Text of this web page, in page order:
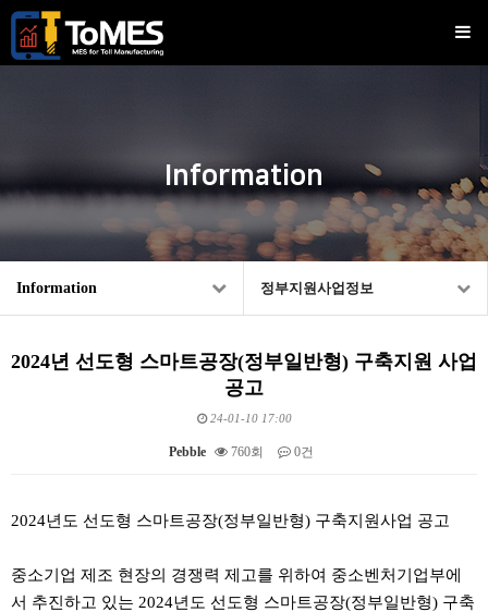
Information
Information 정부지원사업정보
2024년 선도형 스마트공장(정부일반형) 구축지원 사업
공고
24-01-10 17:00
Pebble 760회 0건
2024년도 선도형 스마트공장(정부일반형) 구축지원사업 공고
중소기업 제조 현장의 경쟁력 제고를 위하여 중소벤처기업부에
서 추진하고 있는 2024년도 선도형 스마트공장(정부일반형) 구축